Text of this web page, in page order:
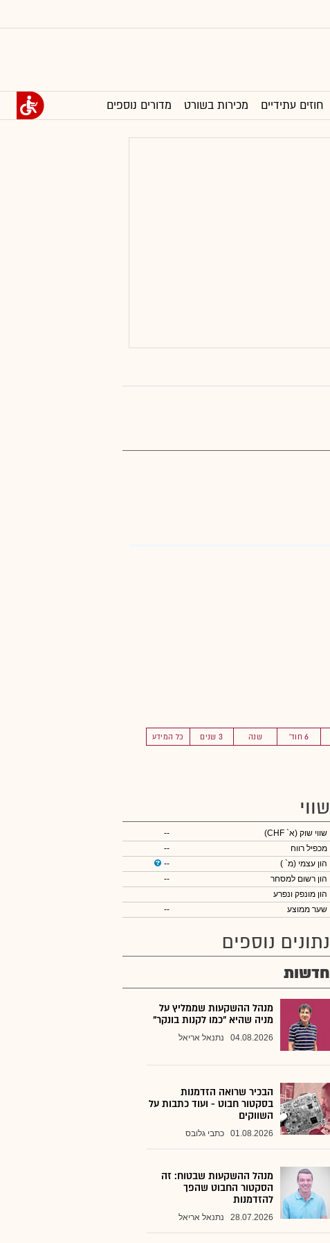
חוזים עתידיים מכירות בשורט מדורים נוספים
6 חוד' שנה 3 שנים כל המידע
שווי
שווי שוק (א` CHF)
--
מכפיל רווח
--
הון עצמי (מ` )
--
הון רשום למסחר
--
הון מונפק ונפרע
שער ממוצע
--
נתונים נוספים
חדשות
מנהל ההשקעות שממליץ על
מניה שהיא "כמו לקנות בונקר"
04.08.2026 נתנאל אריאל
הבכיר שרואה הזדמנות
בסקטור חבוט - ועוד כתבות על
השווקים
01.08.2026 כתבי גלובס
מנהל ההשקעות שבטוח: זה
הסקטור החבוט שהפך
להזדמנות
28.07.2026 נתנאל אריאל